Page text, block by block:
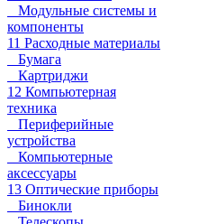
Модульные системы и
компоненты
11 Расходные материалы
Бумага
Картриджи
12 Компьютерная
техника
Периферийные
устройства
Компьютерные
аксессуары
13 Оптические приборы
Бинокли